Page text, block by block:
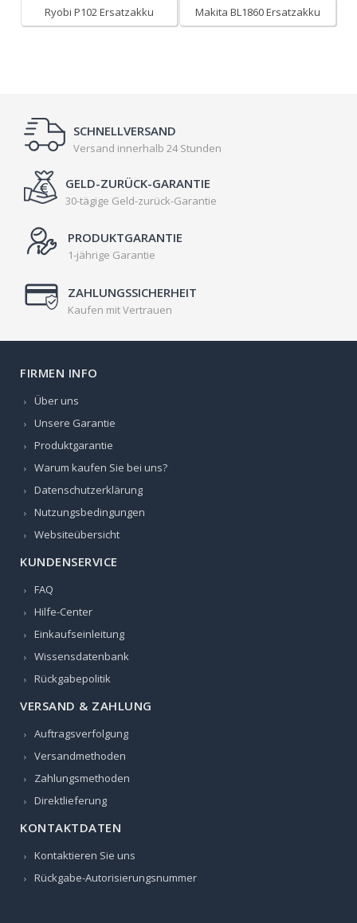
Ryobi P102 Ersatzakku Makita BL1860 Ersatzakku
SCHNELLVERSAND
Versand innerhalb 24 Stunden
GELD-ZURÜCK-GARANTIE
30-tägige Geld-zurück-Garantie
PRODUKTGARANTIE
1-jährige Garantie
ZAHLUNGSSICHERHEIT
Kaufen mit Vertrauen
FIRMEN INFO
Über uns
Unsere Garantie
Produktgarantie
Warum kaufen Sie bei uns?
Datenschutzerklärung
Nutzungsbedingungen
Websiteübersicht
KUNDENSERVICE
FAQ
Hilfe-Center
Einkaufseinleitung
Wissensdatenbank
Rückgabepolitik
VERSAND & ZAHLUNG
Auftragsverfolgung
Versandmethoden
Zahlungsmethoden
Direktlieferung
KONTAKTDATEN
Kontaktieren Sie uns
Rückgabe-Autorisierungsnummer